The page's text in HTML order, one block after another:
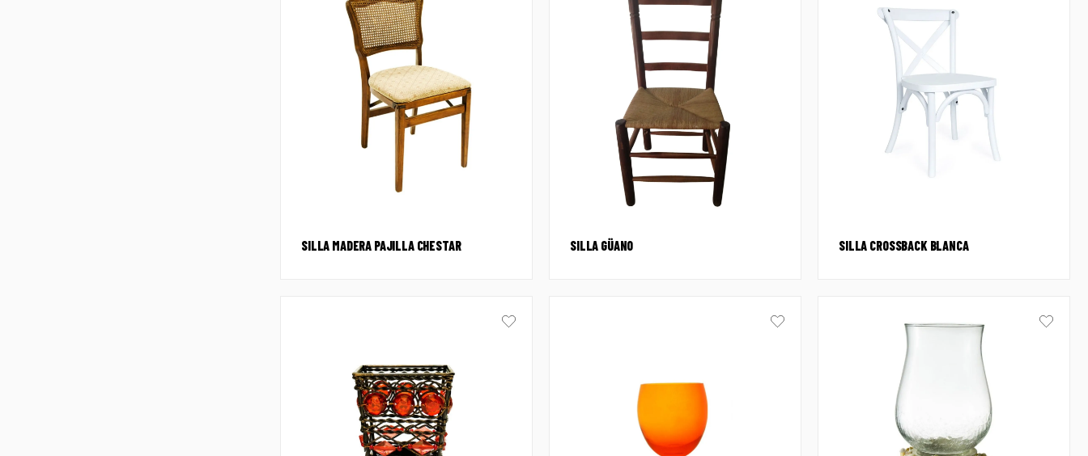
SILLA MADERA PAJILLA CHESTAR SILLA GÜANO SILLA CROSSBACK BLANCA